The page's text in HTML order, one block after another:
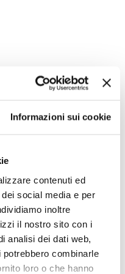
Informazioni sui cookie
contenuti ed
social media e per
inoltre
il nostro sito con i
analisi dei dati web,
combinarle
loro o che hanno